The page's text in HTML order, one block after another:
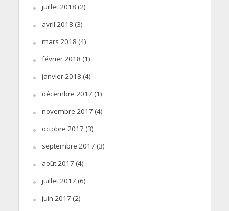
juillet 2018 (2)
avril 2018 (3)
mars 2018 (4)
février 2018 (1)
janvier 2018 (4)
décembre 2017 (1)
novembre 2017 (4)
octobre 2017 (3)
septembre 2017 (3)
août 2017 (4)
juillet 2017 (6)
juin 2017 (2)